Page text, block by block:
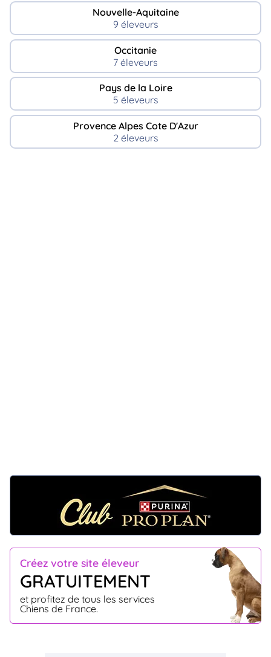
Nouvelle-Aquitaine
9 éleveurs
Occitanie
7 éleveurs
Pays de la Loire
5 éleveurs
Provence Alpes Cote D'Azur
2 éleveurs
Créez votre site éleveur
GRATUITEMENT
et profitez de tous les services
Chiens de France.